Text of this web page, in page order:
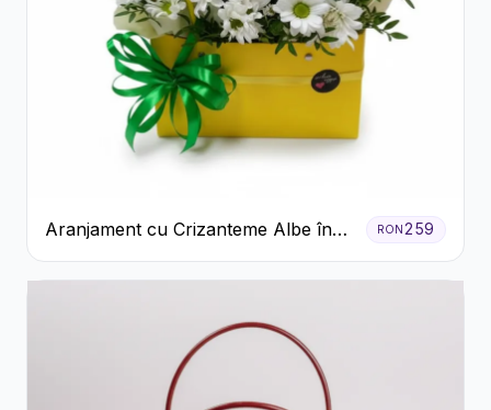
Aranjament cu Crizanteme Albe în
Cutie Galbenă
RON259